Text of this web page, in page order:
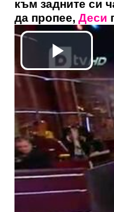
към задните си
да пропее, Деси